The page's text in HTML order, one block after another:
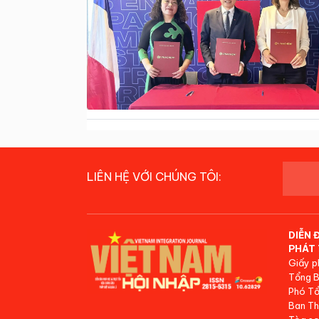
LIÊN HỆ VỚI CHÚNG TÔI:
DIỄN
PHÁT
Giấy
Tổng
Phó
Ban